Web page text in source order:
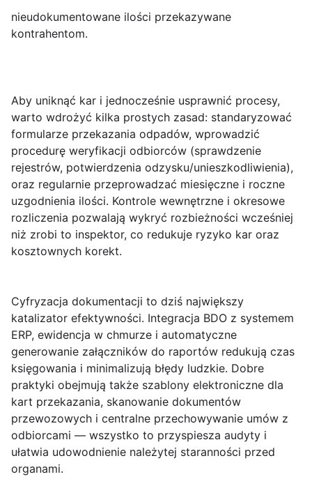
nieudokumentowane ilości przekazywane
kontrahentom.
Aby uniknąć kar i jednocześnie usprawnić procesy,
warto wdrożyć kilka prostych zasad: standaryzować
formularze przekazania odpadów, wprowadzić
procedurę weryfikacji odbiorców (sprawdzenie
rejestrów, potwierdzenia odzysku/unieszkodliwienia),
oraz regularnie przeprowadzać miesięczne i roczne
uzgodnienia ilości. Kontrole wewnętrzne i okresowe
rozliczenia pozwalają wykryć rozbieżności wcześniej
niż zrobi to inspektor, co redukuje ryzyko kar oraz
kosztownych korekt.
Cyfryzacja dokumentacji to dziś największy
katalizator efektywności. Integracja BDO z systemem
ERP, ewidencja w chmurze i automatyczne
generowanie załączników do raportów redukują czas
księgowania i minimalizują błędy ludzkie. Dobre
praktyki obejmują także szablony elektroniczne dla
kart przekazania, skanowanie dokumentów
przewozowych i centralne przechowywanie umów z
odbiorcami — wszystko to przyspiesza audyty i
ułatwia udowodnienie należytej staranności przed
organami.